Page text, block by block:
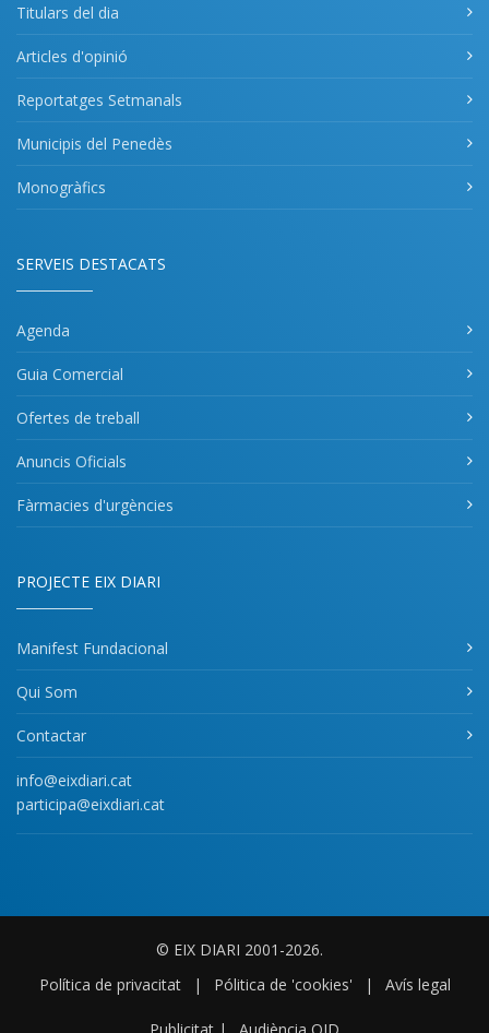
Titulars del dia
Articles d'opinió
Reportatges Setmanals
Municipis del Penedès
Monogràfics
SERVEIS DESTACATS
Agenda
Guia Comercial
Ofertes de treball
Anuncis Oficials
Fàrmacies d'urgències
PROJECTE EIX DIARI
Manifest Fundacional
Qui Som
Contactar
info@eixdiari.cat
participa@eixdiari.cat
© EIX DIARI 2001-2026.
Política de privacitat
| Pólitica de 'cookies' | Avís legal